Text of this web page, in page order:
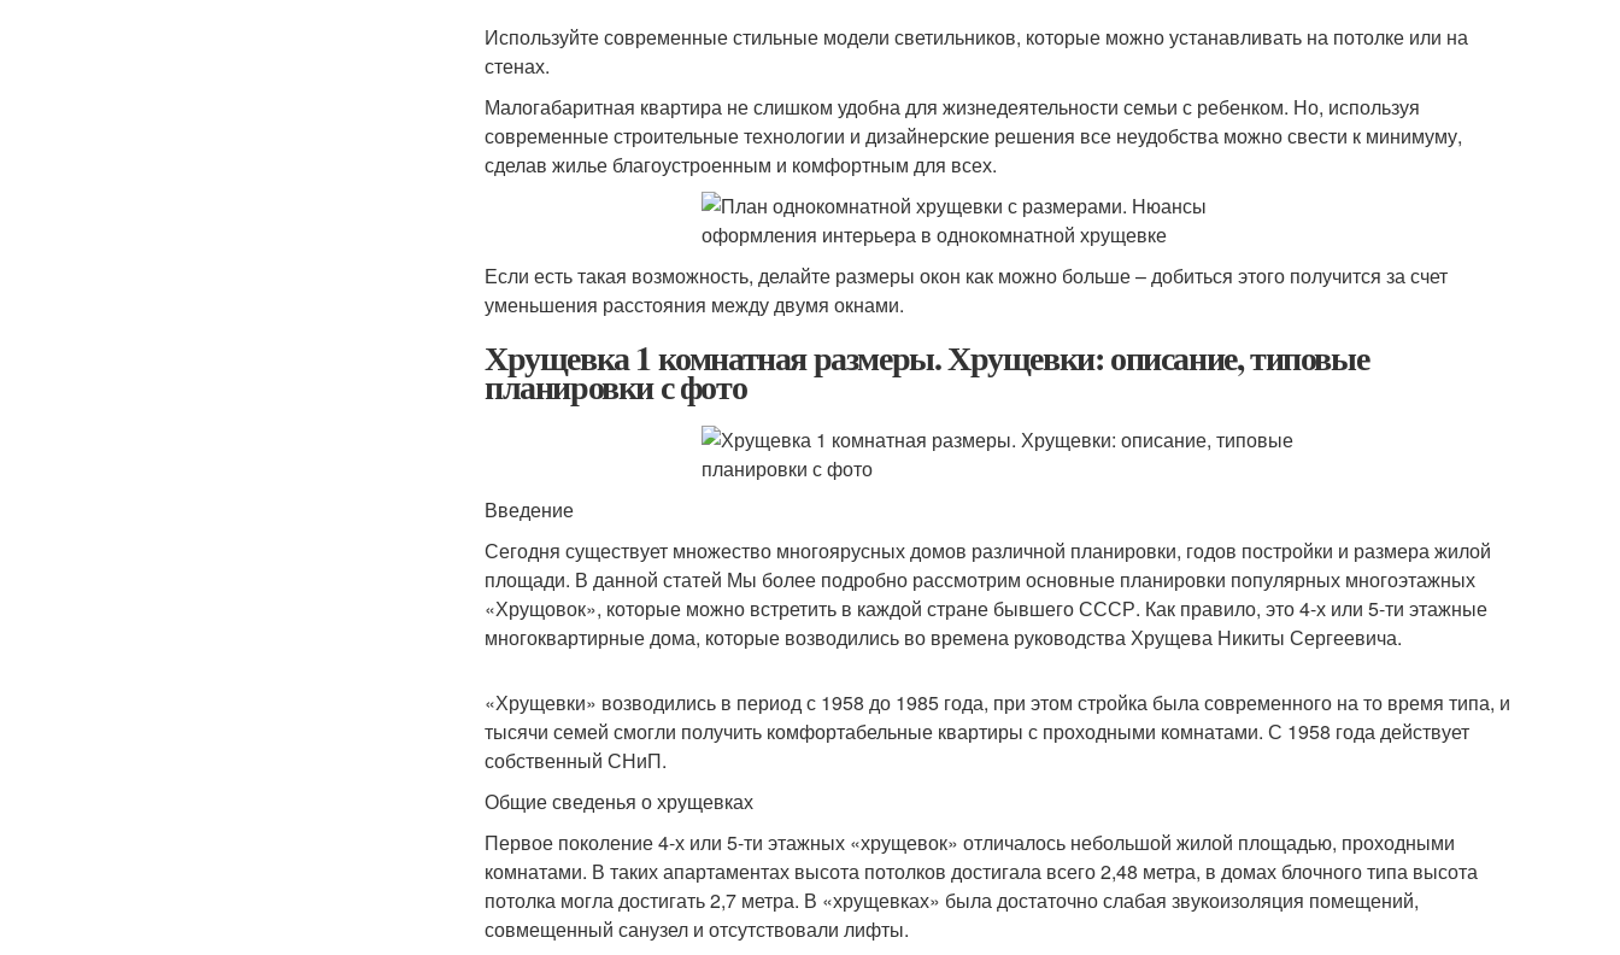
Используйте современные стильные модели светильников, которые можно устанавливать на потолке или на
стенах.
Малогабаритная квартира не слишком удобна для жизнедеятельности семьи с ребенком. Но, используя
современные строительные технологии и дизайнерские решения все неудобства можно свести к минимуму,
сделав жилье благоустроенным и комфортным для всех.
Если есть такая возможность, делайте размеры окон как можно больше – добиться этого получится за счет
уменьшения расстояния между двумя окнами.
Хрущевка 1 комнатная размеры. Хрущевки: описание, типовые
планировки с фото
Введение
Сегодня существует множество многоярусных домов различной планировки, годов постройки и размера жилой
площади. В данной статей Мы более подробно рассмотрим основные планировки популярных многоэтажных
«Хрущовок», которые можно встретить в каждой стране бывшего СССР. Как правило, это 4-х или 5-ти этажные
многоквартирные дома, которые возводились во времена руководства Хрущева Никиты Сергеевича.
«Хрущевки» возводились в период с 1958 до 1985 года, при этом стройка была современного на то время типа, и
тысячи семей смогли получить комфортабельные квартиры с проходными комнатами. С 1958 года действует
собственный СНиП.
Общие сведенья о хрущевках
Первое поколение 4-х или 5-ти этажных «хрущевок» отличалось небольшой жилой площадью, проходными
комнатами. В таких апартаментах высота потолков достигала всего 2,48 метра, в домах блочного типа высота
потолка могла достигать 2,7 метра. В «хрущевках» была достаточно слабая звукоизоляция помещений,
совмещенный санузел и отсутствовали лифты.